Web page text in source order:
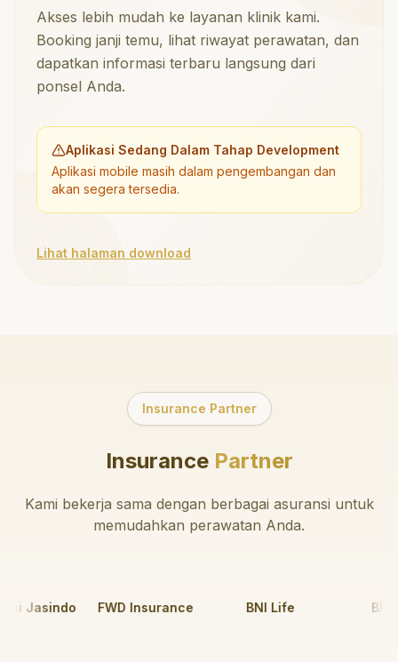
Akses lebih mudah ke layanan klinik kami.
Booking janji temu, lihat riwayat perawatan, dan
dapatkan informasi terbaru langsung dari
ponsel Anda.
Aplikasi Sedang Dalam Tahap Development
Aplikasi mobile masih dalam pengembangan dan
akan segera tersedia.
Lihat halaman download
Insurance Partner
InsurancePartner
Kami bekerja sama dengan berbagai asuransi untuk
memudahkan perawatan Anda.
Jasindo FWD Insurance BNI Life BRI